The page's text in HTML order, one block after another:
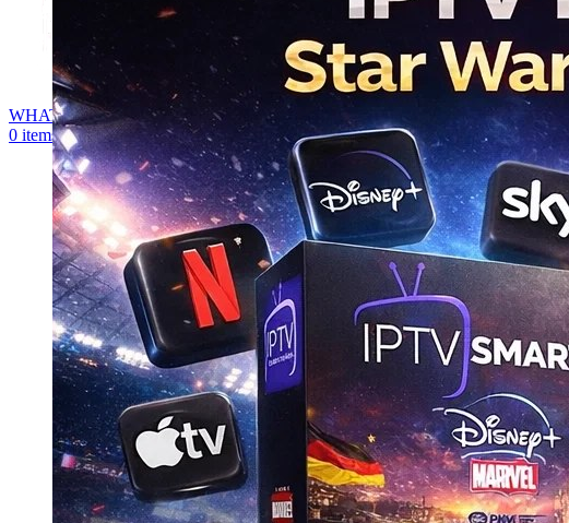
WHATSAPP
0 items 0,00€